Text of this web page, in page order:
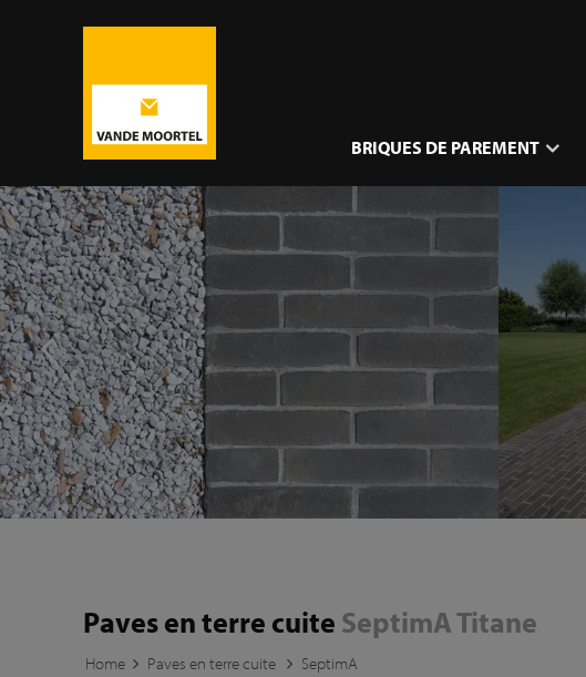
BRIQUES DE PAREMENT
Paves en terre cuite SeptimA Titane
Home Paves en terre cuite SeptimA